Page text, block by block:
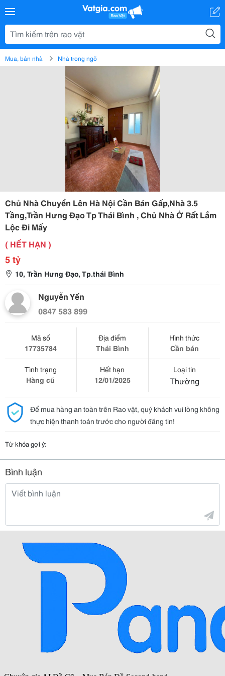
Mua, bán nhà Nhà trong ngõ
Chủ Nhà Chuyển Lên Hà Nội Cần Bán Gấp,Nhà 3.5
Tầng,Trần Hưng Đạo Tp Thái Bình , Chủ Nhà Ở Rất Lắm
Lộc Đi Mấy
( HẾT HẠN )
5 tỷ
10, Trần Hưng Đạo, Tp.thái Bình
Nguyễn Yến
0847 583 899
Mã số
17735784
Địa điểm
Thái Bình
Hình thức
Cần bán
Tình trạng
Hàng cũ
Hết hạn
12/01/2025
Loại tin
Thường
Để mua hàng an toàn trên Rao vặt, quý khách vui lòng không
thực hiện thanh toán trước cho người đăng tin!
Từ khóa gợi ý:
Bình luận